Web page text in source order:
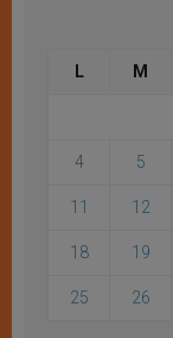
L M
4 5
11 12
18 19
25 26